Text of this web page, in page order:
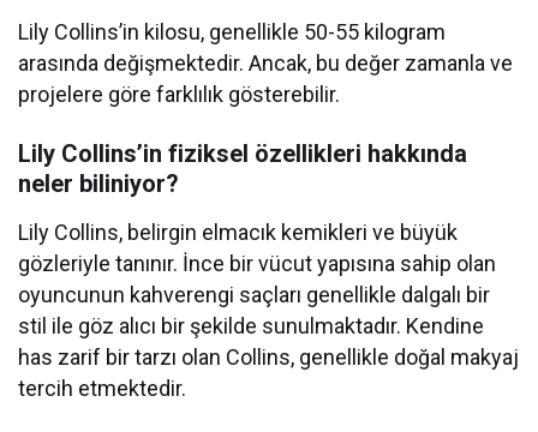
Lily Collins’in kilosu, genellikle 50-55 kilogram
arasında değişmektedir. Ancak, bu değer zamanla ve
projelere göre farklılık gösterebilir.
Lily Collins’in fiziksel özellikleri hakkında
neler biliniyor?
Lily Collins, belirgin elmacık kemikleri ve büyük
gözleriyle tanınır. İnce bir vücut yapısına sahip olan
oyuncunun kahverengi saçları genellikle dalgalı bir
stil ile göz alıcı bir şekilde sunulmaktadır. Kendine
has zarif bir tarzı olan Collins, genellikle doğal makyaj
tercih etmektedir.